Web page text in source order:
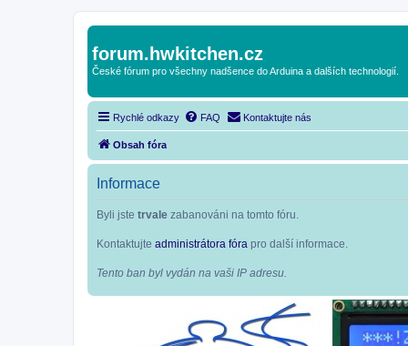
forum.hwkitchen.cz
České fórum pro všechny nadšence do Arduina a dalších technologií.
Rychlé odkazy FAQ Kontaktujte nás
Obsah fóra
Informace
Byli jste trvale zabanováni na tomto fóru.
Kontaktujte administrátora fóra pro další informace.
Tento ban byl vydán na vaši IP adresu.